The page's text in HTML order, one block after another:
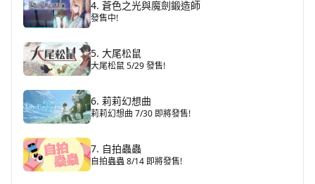
4. 蒼色之光與魔劍鍛造師
發售中!
5. 大尾松鼠
大尾松鼠 5/29 發售!
6. 莉莉幻想曲
莉莉幻想曲 7/30 即將發售!
7. 自拍蟲蟲
自拍蟲蟲 8/14 即將發售!